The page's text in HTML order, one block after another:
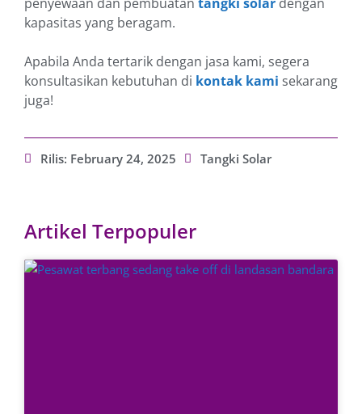
kapasitas yang beragam.
Apabila Anda tertarik dengan jasa kami, segera
konsultasikan kebutuhan di kontak kami sekarang
juga!
Rilis: February 24, 2025 Tangki Solar
Artikel Terpopuler